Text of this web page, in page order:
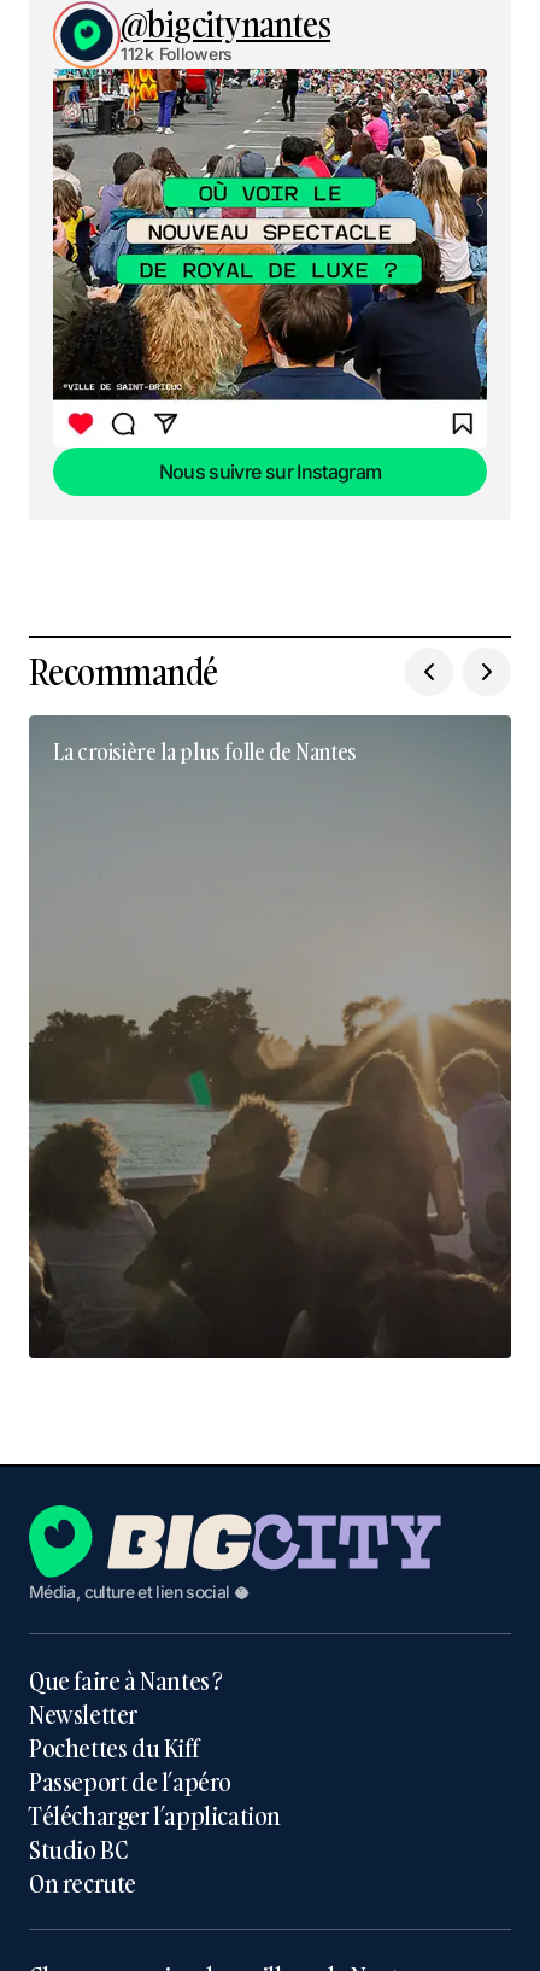
@bigcitynantes
112k Followers
Nous suivre sur Instagram
Recommandé
La croisière la plus folle de Nantes
Média, culture et lien social 🥥
Que faire à Nantes ?
Newsletter
Pochettes du Kiff
Passeport de l’apéro
Télécharger l’application
Studio BC
On recrute